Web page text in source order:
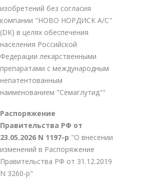
изобретений без согласия
компании "НОВО НОРДИСК А/С"
(DK) в целях обеспечения
населения Российской
Федерации лекарственными
препаратами с международным
непатентованным
наименованием "Семаглутид""
Распоряжение
Правительства РФ от
23.05.2026 N 1197-р "О внесении
изменений в Распоряжение
Правительства РФ от 31.12.2019
N 3260-р"